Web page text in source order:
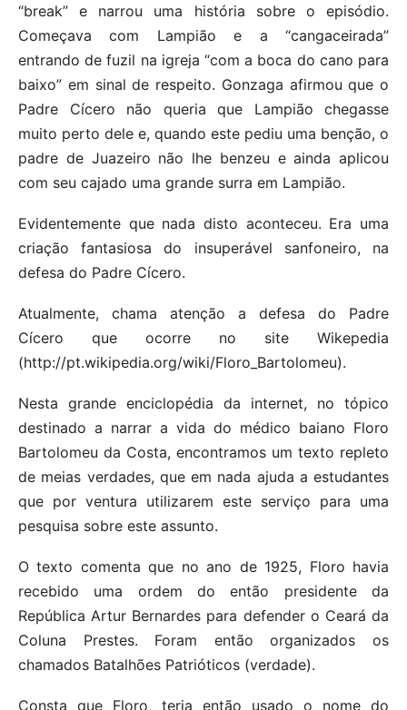
“break” e narrou uma história sobre o episódio.
Começava com Lampião e a “cangaceirada”
entrando de fuzil na igreja “com a boca do cano para
baixo” em sinal de respeito. Gonzaga afirmou que o
Padre Cícero não queria que Lampião chegasse
muito perto dele e, quando este pediu uma benção, o
padre de Juazeiro não lhe benzeu e ainda aplicou
com seu cajado uma grande surra em Lampião.
Evidentemente que nada disto aconteceu. Era uma
criação fantasiosa do insuperável sanfoneiro, na
defesa do Padre Cícero.
Atualmente, chama atenção a defesa do Padre
Cícero que ocorre no site Wikepedia
(http://pt.wikipedia.org/wiki/Floro_Bartolomeu).
Nesta grande enciclopédia da internet, no tópico
destinado a narrar a vida do médico baiano Floro
Bartolomeu da Costa, encontramos um texto repleto
de meias verdades, que em nada ajuda a estudantes
que por ventura utilizarem este serviço para uma
pesquisa sobre este assunto.
O texto comenta que no ano de 1925, Floro havia
recebido uma ordem do então presidente da
República Artur Bernardes para defender o Ceará da
Coluna Prestes. Foram então organizados os
chamados Batalhões Patrióticos (verdade).
Consta que Floro, teria então usado o nome do